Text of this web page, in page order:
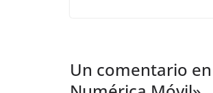
Un comentario